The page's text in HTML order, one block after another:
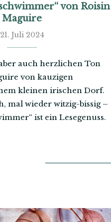
von Roisin
Maguire
21. Juli 2024
auch herzlichen Ton
von kauzigen
kleinen irischen Dorf.
mal wieder witzig-bissig –
ist ein Lesegenuss.